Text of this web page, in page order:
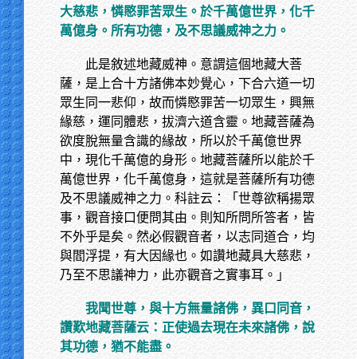
大慈悲，憐愍罪苦眾生。於千萬億世界，化千
萬億身。所有功德，及不思議威神之力。
此是敘述地藏威神。意謂這個地藏大菩
薩，是上合十方諸佛本妙覺心，下合六道一切
眾生同一悲仰，故而憐愍罪苦一切眾生，興無
緣慈，運同體悲，拔濟六道含靈。地藏菩薩為
欲度脫無量含識的緣故，所以於千萬億世界
中，現化千萬億的身形。地藏菩薩所以能於千
萬億世界，化千萬億身，這就是菩薩所有功德
及不思議威神之力。科註云：「世尊欲稱揚眾
事，觀音接口便問其由。則知所問所答者，皆
不外乎是矣。然必假觀音者，以志同道合，均
與閻浮提，有大因緣也。如讚地藏具大慈悲，
乃至不思議神力，此亦觀音之實事耳。」
我聞世尊，與十方無量諸佛，異口同音，
讚歎地藏菩薩云：正使過去現在未來諸佛，說
其功德，猶不能盡。